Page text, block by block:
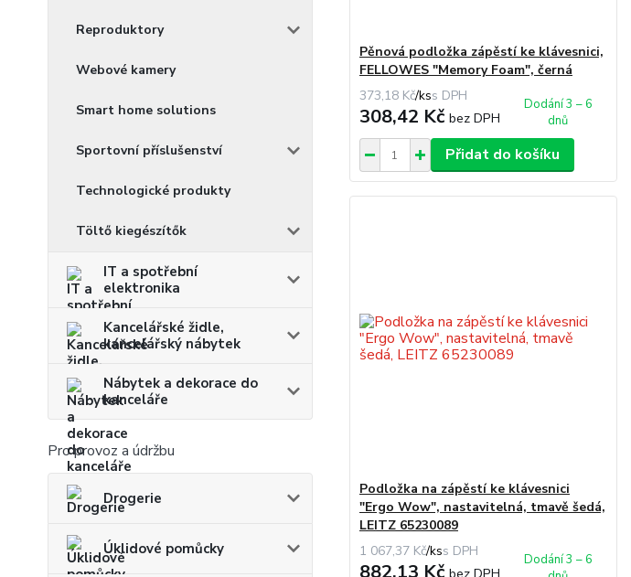
Reproduktory
Webové kamery
Smart home solutions
Sportovní příslušenství
Technologické produkty
Töltő kiegészítők
IT a spotřební
elektronika
Kancelářské židle,
kancelářský nábytek
Nábytek a dekorace do
kanceláře
Pro provoz a údržbu
Drogerie
Úklidové pomůcky
Pěnová podložka zápěstí ke klávesnici,
FELLOWES "Memory Foam", černá
373,18 Kč/ks
308,42 Kč bez DPH
Dodání 3 – 6
dnů
Přidat do košíku
Podložka na zápěstí ke klávesnici
"Ergo Wow", nastavitelná, tmavě šedá,
LEITZ 65230089
1 067,37 Kč/ks
882,13 Kč bez DPH
Dodání 3 – 6